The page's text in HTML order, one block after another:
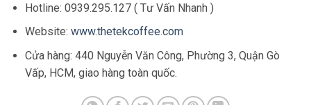
Hotline: 0939.295.127 ( Tư Vấn Nhanh )
Website: www.thetekcoffee.com
Cửa hàng: 440 Nguyễn Văn Công, Phường 3, Quận Gò
Vấp, HCM, giao hàng toàn quốc.